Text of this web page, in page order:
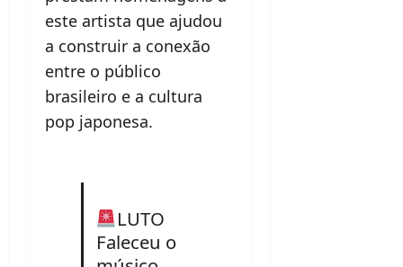
este artista que ajudou
a construir a conexão
entre o público
brasileiro e a cultura
pop japonesa.
LUTO
Faleceu o